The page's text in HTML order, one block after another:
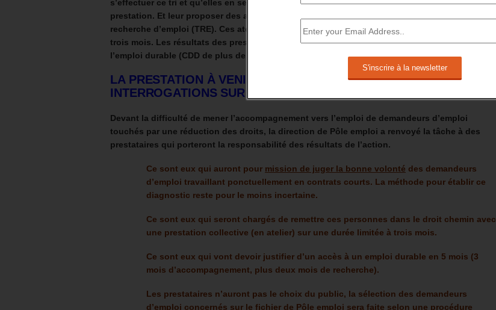
s’effectuer ce tri et qu’elles en seront les conséquences dans le déroulement de la
prestation. Et leur proposer des ateliers collectifs, notamment sur les techniques de
recherche d’emploi (TRE). Ces ateliers proposés aux demandeurs d’emploi auraient lieu sur
trois mois. Les résultats des prestataires devraient être jugés en fonction du taux de retour à
l’emploi durable (CDD de plus de six mois ou CDI) dans un délai de deux mois.
LA PRESTATION À VENIR SUSCITE PAR AVANCE DE NOMBREUSES
INTERROGATIONS SUR SA FORME ET SON AMBITION RÉELLE.
Devant la difficulté de mener l’accompagnement vers l’emploi de demandeurs d’emploi
touchés par une réduction des droits, la direction de Pôle emploi a renvoyé la tâche à des
prestataires qui porteront la responsabilité des résultats de l’action.
Ce sont eux qui auront pour mission de juger la bonne volonté des demandeurs
d’emploi travaillant ponctuellement en contrats courts. La méthode pour établir ce
diagnostic reste pour le moins incertaine.
Ce sont eux qui seront chargés de remettre ces personnes dans le droit chemin avec
une prestation collective (en atelier) sur une durée limitée à trois mois.
Ce sont eux qui vont devoir justifier d’un accès à un emploi durable en 5 mois (3
mois d’accompagnement, plus deux mois de recherche).
Les prestataires n’auront pas le choix du public, la sélection des demandeurs
d’emploi concernés sur le fichier de Pôle emploi sera faite selon une procédure